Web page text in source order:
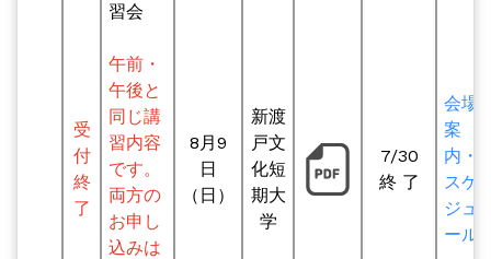
受
付
終
了
習会
午前・
午後と
同じ講
習内容
です。
両方の
お申し
込みは
8月9
日
（日）
新渡
戸文
化短
期大
学
7/30
終 了
会場
案
内・
スケ
ジュ
ール